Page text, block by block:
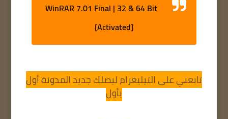
WinRAR 7.01 Final | 32 & 64 Bit
[Activated]
تابعني على التيليغرام ليصلك جديد المدونة أول
بأول